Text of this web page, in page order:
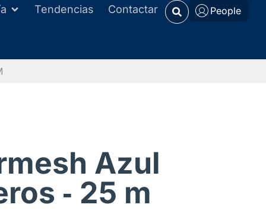
Tendencias Contactar People
Azul
‑ 25 m